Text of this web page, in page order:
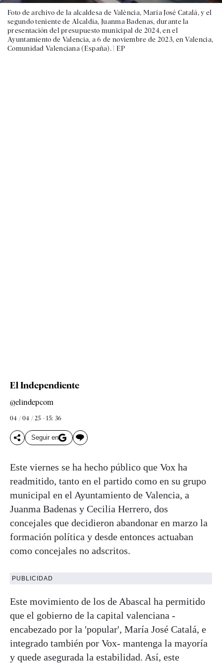
Foto de archivo de la alcaldesa de València, María José Catalá, y el
segundo teniente de Alcaldía, Juanma Badenas, durante la
presentación del presupuesto municipal de 2024, en el
Ayuntamiento de Valencia, a 6 de noviembre de 2023, en Valencia,
Comunidad Valenciana (España). | EP
El Independiente
@elindepcom
04 / 04 / 25 - 15: 36
Seguir en
Este viernes se ha hecho público que Vox ha
readmitido, tanto en el partido como en su grupo
municipal en el Ayuntamiento de Valencia, a
Juanma Badenas y Cecilia Herrero, dos
concejales que decidieron abandonar en marzo la
formación política y desde entonces actuaban
como concejales no adscritos.
PUBLICIDAD
Este movimiento de los de Abascal ha permitido
que el gobierno de la capital valenciana -
encabezado por la 'popular', María José Catalá, e
integrado también por Vox- mantenga la mayoría
y quede asegurada la estabilidad. Así, este